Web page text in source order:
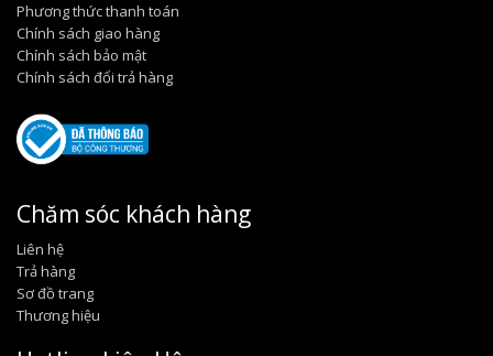
Phương thức thanh toán
Chính sách giao hàng
Chính sách bảo mật
Chính sách đổi trả hàng
Chăm sóc khách hàng
Liên hệ
Trả hàng
Sơ đồ trang
Thương hiệu